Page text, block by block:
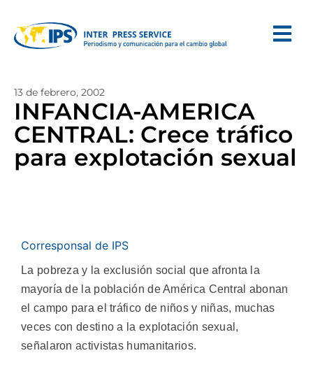
13 de febrero, 2002
INFANCIA-AMERICA
CENTRAL: Crece tráfico
para explotación sexual
Corresponsal de IPS
La pobreza y la exclusión social que afronta la
mayoría de la población de América Central abonan
el campo para el tráfico de niños y niñas, muchas
veces con destino a la explotación sexual,
señalaron activistas humanitarios.